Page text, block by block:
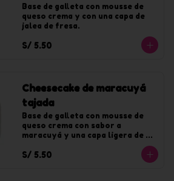
Base de galleta con mousse de
queso crema y con una capa de
jalea de fresa.
S/ 5.50
Cheesecake de maracuyá
tajada
Base de galleta con mousse de
queso crema con sabor a
maracuyá y una capa ligera de
S/ 5.50